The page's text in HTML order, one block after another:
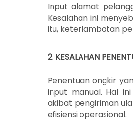
Input alamat
Kesalahan ini
itu, keterlambatan
2. KESALAHAN
Penentuan ongkir
input manual. Hal
akibat pengiriman
efisiensi operasional.